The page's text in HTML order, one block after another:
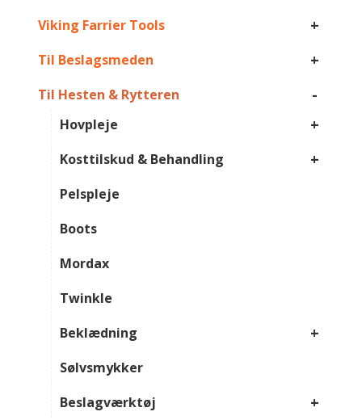
Viking Farrier Tools +
Til Beslagsmeden +
Til Hesten & Rytteren -
Hovpleje +
Kosttilskud & Behandling +
Pelspleje
Boots
Mordax
Twinkle
Beklædning
+
Sølvsmykker
Beslagværktøj
+